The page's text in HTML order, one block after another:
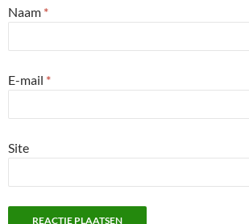
Naam *
E-mail *
Site